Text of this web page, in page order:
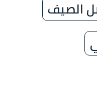
الصيف